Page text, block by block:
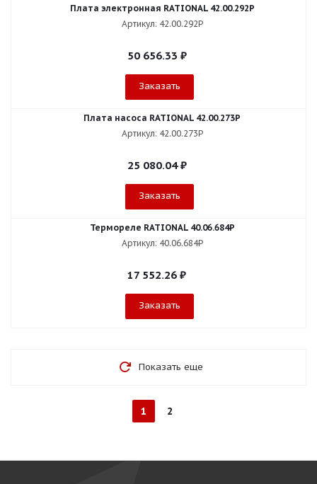
Плата электронная RATIONAL 42.00.292P
Артикул: 42.00.292P
50 656.33 ₽
Заказать
Плата насоса RATIONAL 42.00.273P
Артикул: 42.00.273P
25 080.04₽
Заказать
Термореле RATIONAL 40.06.684P
Артикул: 40.06.684P
17 552.26 ₽
Заказать
Показать еще
1 2